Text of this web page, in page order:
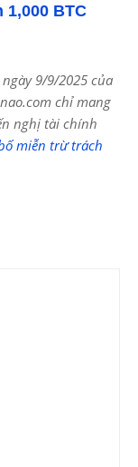
BTC
9/9/2025 của
chỉ mang
nghị tài chính
miễn trừ trách